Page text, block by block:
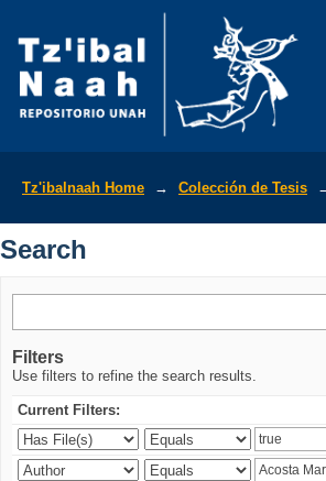
Tz'ibalnaah Home → Colección de Tesis
Search
Filters
Use filters to refine the search results.
Current Filters: